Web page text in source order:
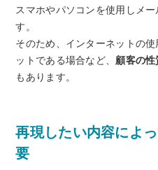
スマホやパソコンを使用しメ
す。
そのため、インターネットの
ットである場合など、顧客の性
もあります。
再現したい内容によ
要